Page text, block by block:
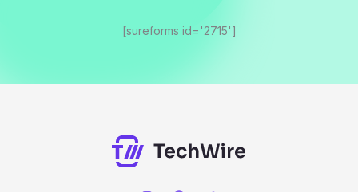
[sureforms id='2715']